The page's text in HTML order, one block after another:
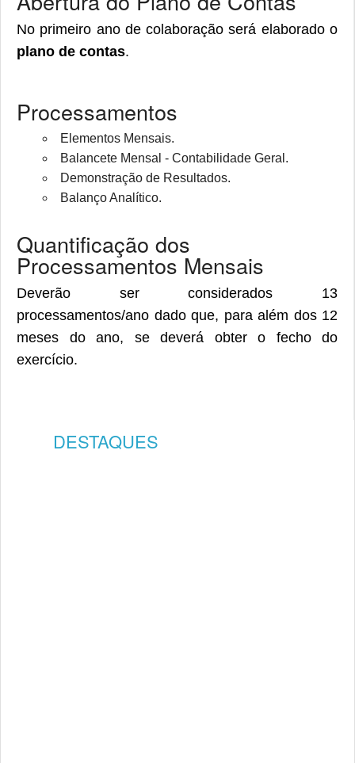
No primeiro ano de colaboração será elaborado o
plano de contas.
Processamentos
Elementos Mensais.
Balancete Mensal - Contabilidade Geral.
Demonstração de Resultados.
Balanço Analítico.
Quantificação dos
Processamentos Mensais
Deverão ser considerados 13
processamentos/ano dado que, para além dos 12
meses do ano, se deverá obter o fecho do
exercício.
DESTAQUES